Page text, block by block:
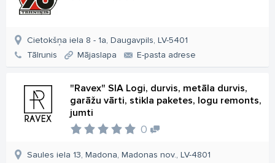
Cietokšņa iela 8 - 1a, Daugavpils, LV-5401
Tālrunis
Mājaslapa E-pasta adrese
"Ravex" SIA Logi, durvis, metāla durvis,
garāžu vārti, stikla paketes, logu remonts,
jumti
0
Saules iela 13, Madona, Madonas nov., LV-4801